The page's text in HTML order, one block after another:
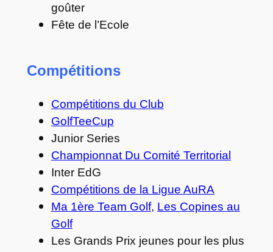
goûter
Fête de l’Ecole
Compétitions
Compétitions du Club
GolfTeeCup
Junior Series
Championnat Du Comité Territorial
Inter EdG
Compétitions de la Ligue AuRA
Ma 1ère Team Golf, Les Copines au
Golf
Les Grands Prix jeunes pour les plus